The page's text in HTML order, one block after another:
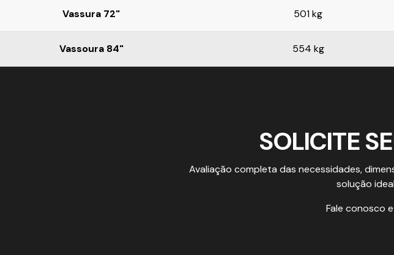
Vassura 72" 501 kg
Vassoura 84" 554 kg
SOLICITE
Avaliação completa das necessidades,
solução
Fale conosco